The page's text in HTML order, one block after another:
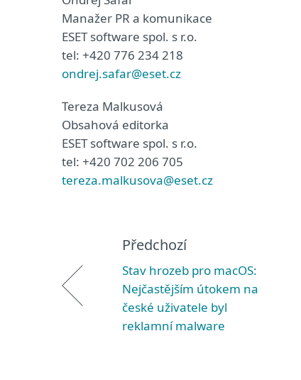
Manažer PR a komunikace
ESET software spol. s r.o.
tel: +420 776 234 218
ondrej.safar@eset.cz
Tereza Malkusová
Obsahová editorka
ESET software spol. s r.o.
tel: +420 702 206 705
tereza.malkusova@eset.cz
Předchozí
Stav hrozeb pro macOS:
Nejčastějším útokem na
české uživatele byl
reklamní malware